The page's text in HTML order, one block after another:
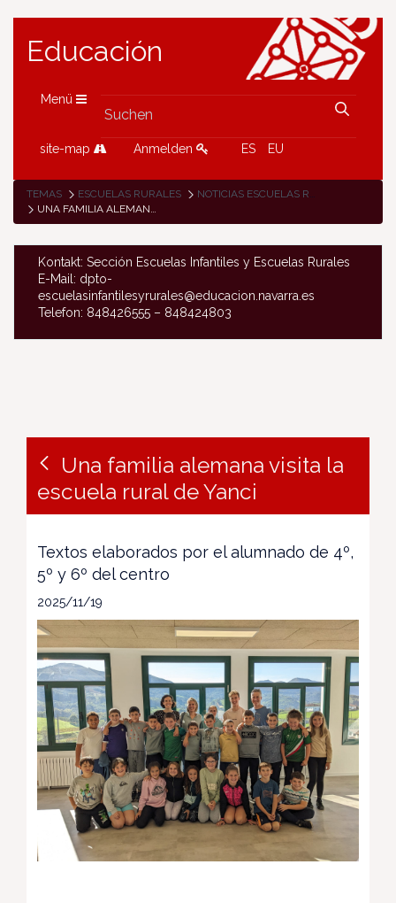
Educación
Menü
site-map Anmelden ES EU
TEMAS ESCUELAS RURALES
NOTICIAS ESCUELAS RURALES
UNA FAMILIA ALEMANA VISITA LA ESCUELA RURAL DE YANCI
Kontakt: Sección Escuelas Infantiles y Escuelas Rurales
E-Mail: dpto-
escuelasinfantilesyrurales@educacion.navarra.es
Telefon: 848426555 – 848424803
Una familia alemana visita la
escuela rural de Yanci
Textos elaborados por el alumnado de 4º,
5º y 6º del centro
2025/11/19